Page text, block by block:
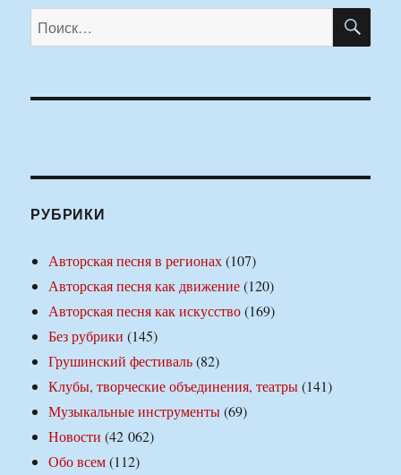
Искать:
РУБРИКИ
Авторская песня в регионах(107)
Авторская песня как движение(120)
Авторская песня как искусство(169)
Без рубрики (145)
Грушинский фестиваль(82)
Клубы, творческие объединения, театры(141)
Музыкальные инструменты(69)
Новости (42 062)
Обо всем(112)